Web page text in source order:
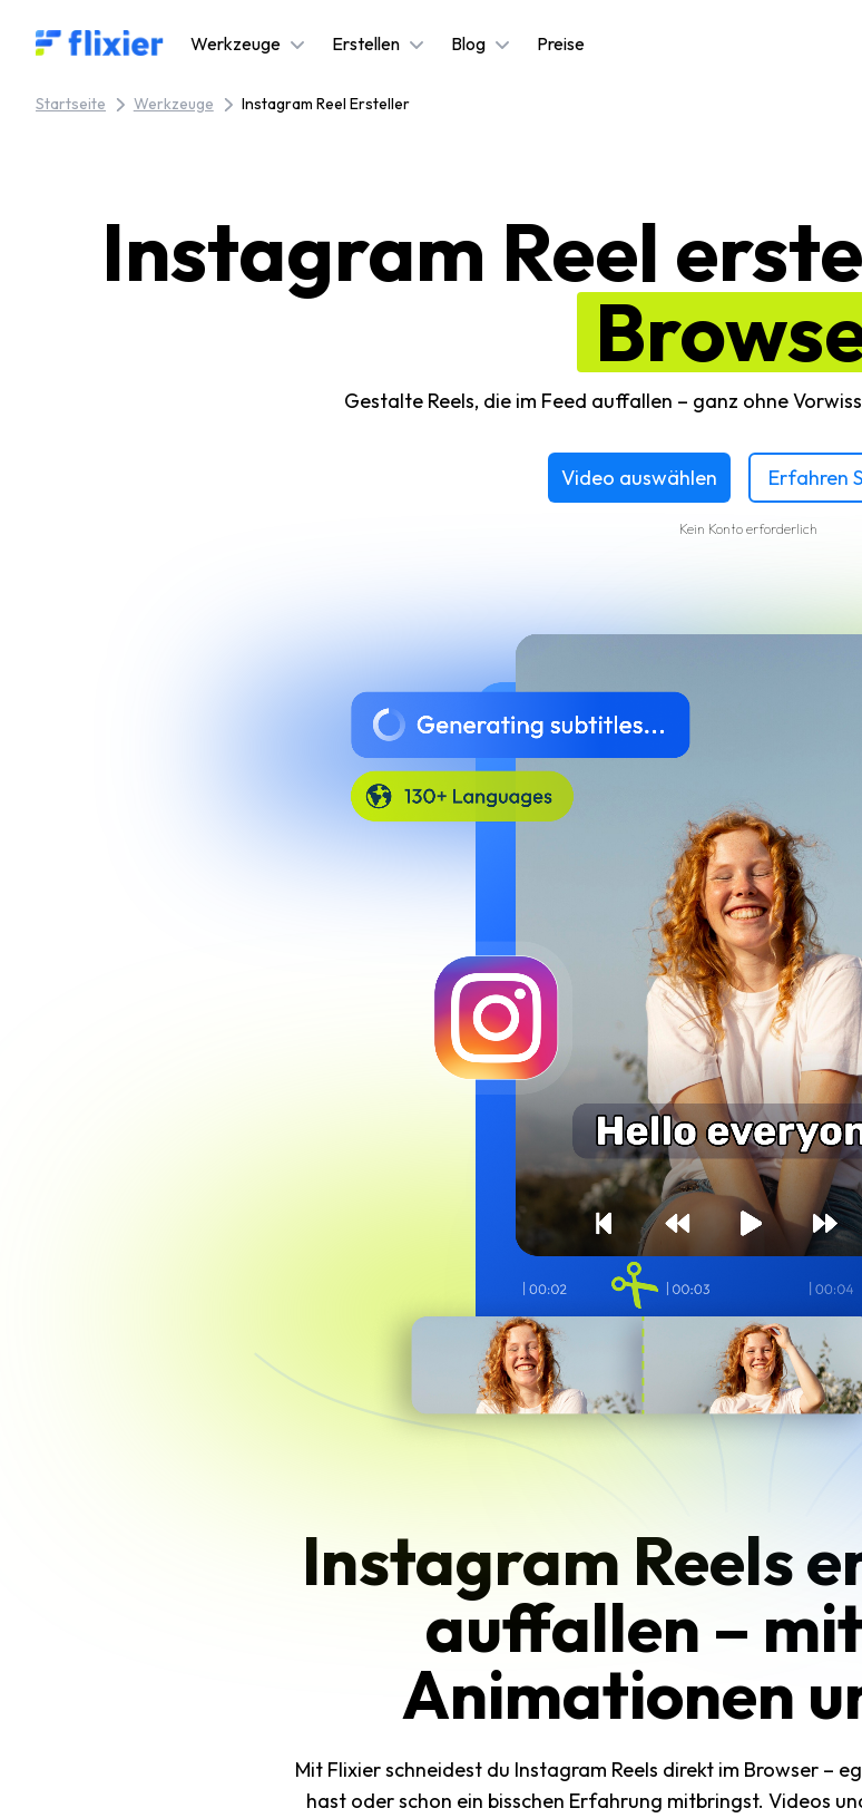
Flixier logo - Home Werkzeuge Erstellen Blog Preise
Startseite Werkzeuge Instagram Reel Ersteller
Instagram Reel
Gestalte Reels, die im Feed auffallen – ganz ohne
Video auswählen Erfahren
Kein Konto erforderlich
Instagram Reels
auffallen –
Animationen
Mit Flixier schneidest du Instagram Reels direkt im Browser –
hast oder schon ein bisschen Erfahrung mitbringst. Videos